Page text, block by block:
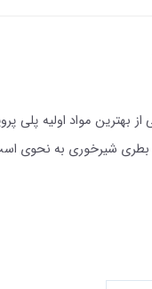
شیرخوری به نحوی